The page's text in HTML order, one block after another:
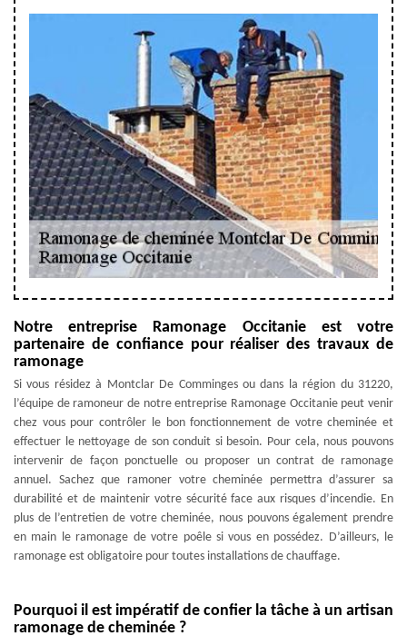
Notre entreprise Ramonage Occitanie est votre
partenaire de confiance pour réaliser des travaux de
ramonage
Si vous résidez à Montclar De Comminges ou dans la région du 31220,
l’équipe de ramoneur de notre entreprise Ramonage Occitanie peut venir
chez vous pour contrôler le bon fonctionnement de votre cheminée et
effectuer le nettoyage de son conduit si besoin. Pour cela, nous pouvons
intervenir de façon ponctuelle ou proposer un contrat de ramonage
annuel. Sachez que ramoner votre cheminée permettra d’assurer sa
durabilité et de maintenir votre sécurité face aux risques d’incendie. En
plus de l’entretien de votre cheminée, nous pouvons également prendre
en main le ramonage de votre poêle si vous en possédez. D’ailleurs, le
ramonage est obligatoire pour toutes installations de chauffage.
Pourquoi il est impératif de confier la tâche à un artisan
ramonage de cheminée ?